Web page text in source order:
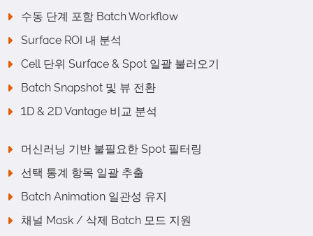
수동 단계 포함 Batch Workflow
Surface ROI 내 분석
Cell 단위 Surface & Spot 일괄 불러오기
Batch Snapshot 및 뷰 전환
1D & 2D Vantage 비교 분석
머신러닝 기반 불필요한 Spot 필터링
선택 통계 항목 일괄 추출
Batch Animation 일관성 유지
채널 Mask / 삭제 Batch 모드 지원